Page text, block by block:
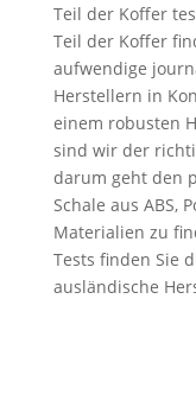
Teil der Koffer
Teil der Koffer
aufwendige
Herstellern in
einem robusten
sind wir der
darum geht den
Schale aus ABS,
Materialien zu
Tests finden Sie
ausländische